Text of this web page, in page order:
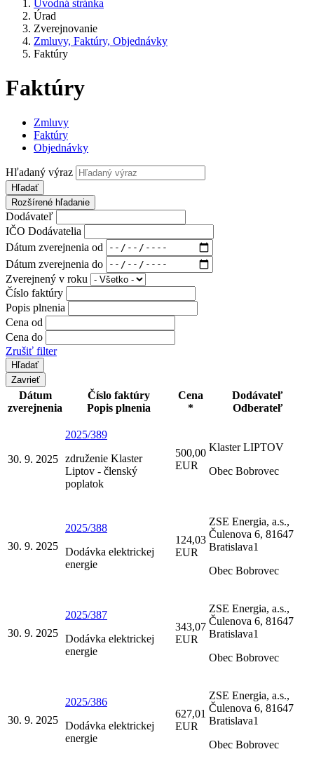
Úvodná stránka
Úrad
Zverejnovanie
Zmluvy, Faktúry, Objednávky
Faktúry
Faktúry
Zmluvy
Faktúry
Objednávky
Hľadaný výraz
Hľadať
Rozšírené hľadanie
Dodávateľ
IČO Dodávatelia
Dátum zverejnenia od
Dátum zverejnenia do
Zverejnený v roku
Číslo faktúry
Popis plnenia
Cena od
Cena do
Zrušiť filter
Zavrieť
Dátum
zverejnenia
Číslo faktúry
Popis plnenia
Cena
*
Dodávateľ
Odberateľ
30. 9. 2025
2025/389
združenie Klaster
Liptov - členský
poplatok
500,00
EUR
Klaster LIPTOV
Obec Bobrovec
30. 9. 2025
2025/388
Dodávka elektrickej
energie
124,03
EUR
ZSE Energia, a.s.,
Čulenova 6, 81647
Bratislava1
Obec Bobrovec
30. 9. 2025
2025/387
Dodávka elektrickej
energie
343,07
EUR
ZSE Energia, a.s.,
Čulenova 6, 81647
Bratislava1
Obec Bobrovec
30. 9. 2025
2025/386
Dodávka elektrickej
energie
627,01
EUR
ZSE Energia, a.s.,
Čulenova 6, 81647
Bratislava1
Obec Bobrovec